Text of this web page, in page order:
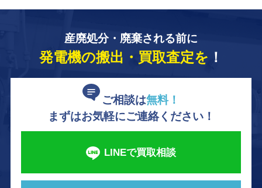
産廃処分・廃棄される前に
発電機の搬出・買取査定を ！
ご相談は無料！
まずはお気軽にご連絡ください！
LINEで買取相談